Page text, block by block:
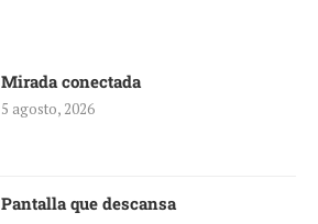
Mirada conectada
5 agosto, 2026
Pantalla que descansa